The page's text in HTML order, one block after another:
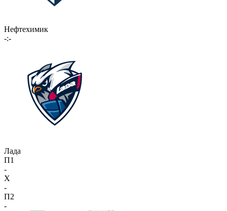
Нефтехимик
-:-
Лада
П1
-
X
-
П2
-